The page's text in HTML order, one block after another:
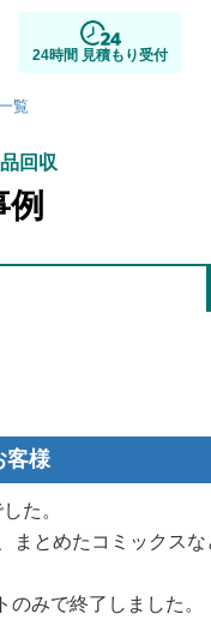
24時間 見積もり受付
覧
回収
客様
た。
まとめたコミックスな
みで終了しました。